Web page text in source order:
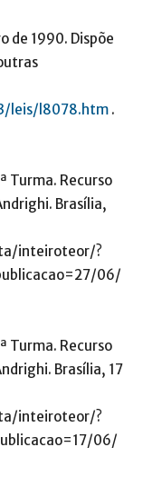
de 1990. Dispõe
leis/l8078.htm .
Turma. Recurso
Brasília,
inteiroteor/?
06/
Turma. Recurso
Brasília, 17
inteiroteor/?
06/